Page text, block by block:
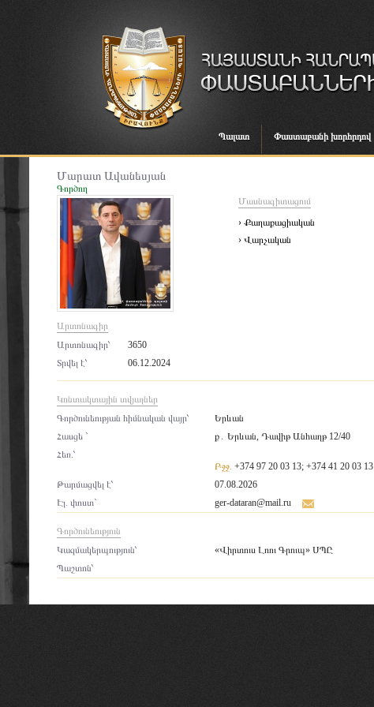
Պալատ Փաստաբանի խորհրդով
Մարատ Ավանեսյան
Գործող
Արտոնագիր
Արտոնագիր՝
3650
Տրվել է՝
06.12.2024
Մասնագիտացում
› Քաղաքացիական
› Վարչական
Կոնտակտային տվյալներ
Գործունեության հիմնական վայր՝
Երևան
Հասցե `
ք․ Երևան, Դավիթ Անհաղթ 12/40
Հեռ.՝
Բջջ. +374 97 20 03 13; +374 41 20 03 13
Թարմացվել է՝
07.08.2026
Էլ. փոստ`
ger-dataran@mail.ru
Գործունեություն
Կազմակերպություն՝
«Վիրտուս Լոու Գրուպ» ՍՊԸ
Պաշտոն՝